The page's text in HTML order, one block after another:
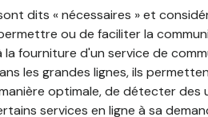
dits « nécessaires » et
ou de faciliter la
la fourniture d'un service de
les grandes lignes, ils
optimale, de détecter
services en ligne à sa